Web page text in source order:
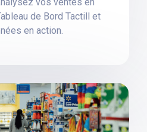
vos ventes en
de Bord Tactill et
en action.